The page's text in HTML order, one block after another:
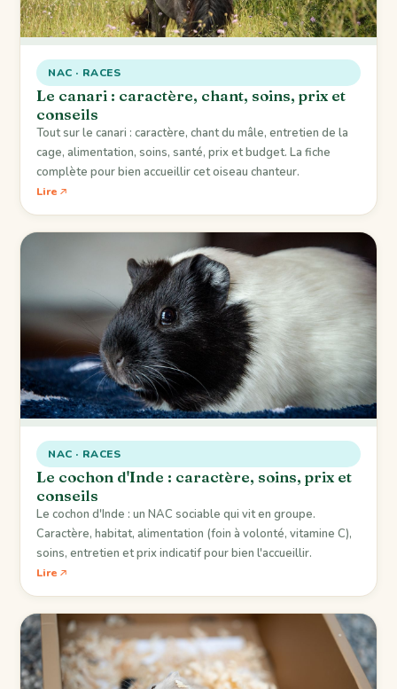
NAC · RACES
Le canari : caractère, chant, soins, prix et
conseils
Tout sur le canari : caractère, chant du mâle, entretien de la
cage, alimentation, soins, santé, prix et budget. La fiche
complète pour bien accueillir cet oiseau chanteur.
Lire
NAC · RACES
Le cochon d'Inde : caractère, soins, prix et
conseils
Le cochon d'Inde : un NAC sociable qui vit en groupe.
Caractère, habitat, alimentation (foin à volonté, vitamine C),
soins, entretien et prix indicatif pour bien l'accueillir.
Lire